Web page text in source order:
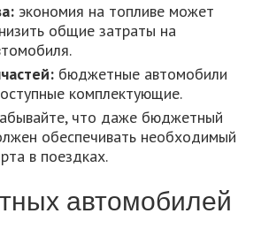
экономия на топливе может
общие затраты на
бюджетные автомобили
комплектующие.
что даже бюджетный
обеспечивать необходимый
в поездках.
автомобилей